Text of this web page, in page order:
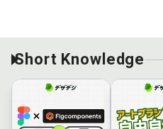
Short Knowledge